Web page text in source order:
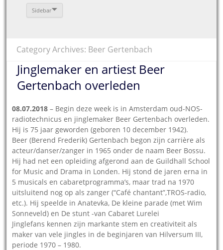
Sidebar
Category Archives: Beer Gertenbach
Jinglemaker en artiest Beer
Gertenbach overleden
08.07.2018 – Begin deze week is in Amsterdam oud-NOS-
radiotechnicus en jinglemaker Beer Gertenbach overleden.
Hij is 75 jaar geworden (geboren 10 december 1942).
Beer (Berend Frederik) Gertenbach begon zijn carrière als
acteur/danser/zanger in 1965 onder de naam Beer Bossu.
Hij had net een opleiding afgerond aan de Guildhall School
for Music and Drama in Londen. Hij stond de jaren erna in
5 musicals en cabaretprogramma’s, maar trad na 1970
uitsluitend nog op als zanger (“Café chantant”,TROS-radio,
etc.). Hij speelde in Anatevka, De kleine parade (met Wim
Sonneveld) en De stunt -van Cabaret Lurelei
Jinglefans kennen zijn markante stem en creativiteit als
maker van vele jingles in de beginjaren van Hilversum III,
periode 1970 – 1980.